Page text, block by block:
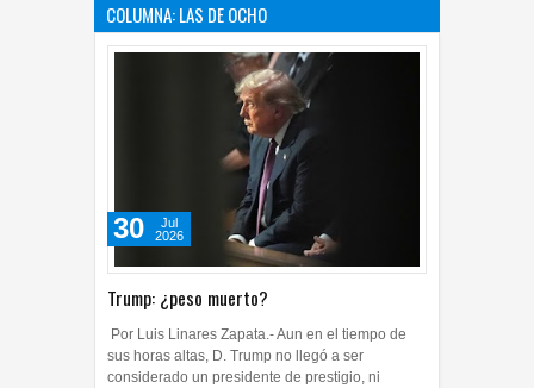
COLUMNA: LAS DE OCHO
Trump: ¿peso muerto?
30
Jul
2026
Por Luis Linares Zapata.- Aun en el tiempo de
sus horas altas, D. Trump no llegó a ser
considerado un presidente de prestigio, ni